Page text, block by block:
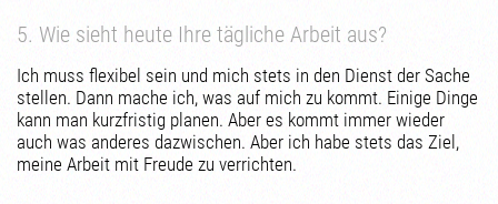
5. Wie sieht heute Ihre tägliche Arbeit aus?
Ich muss flexibel sein und mich stets in den Dienst der Sache
stellen. Dann mache ich, was auf mich zu kommt. Einige Dinge
kann man kurzfristig planen. Aber es kommt immer wieder
auch was anderes dazwischen. Aber ich habe stets das Ziel,
meine Arbeit mit Freude zu verrichten.